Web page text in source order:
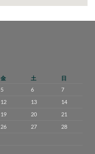
金 土
日
5 6
7
12 13
14
19 20
21
26 27
28